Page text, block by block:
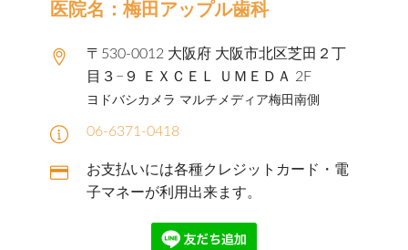
医院名：梅田アップル歯科
〒530-0012 大阪府 大阪市北区芝田２丁
目３−９ ＥＸＣＥＬ ＵＭＥＤＡ 2F
ヨドバシカメラ マルチメディア梅田南側
06-6371-0418
お支払いには各種クレジットカード・電
子マネーが利用出来ます。